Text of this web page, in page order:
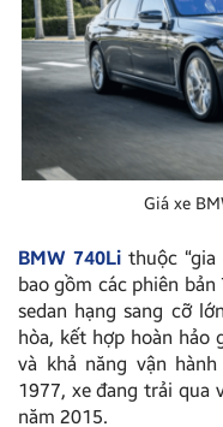
Giá xe
BMW 740Lithuộc “gia
bao gồm các phiên
sedan hạng sang cỡ
hòa, kết hợp hoàn hảo
và khả năng vận
1977, xe đang trải qua
năm 2015.